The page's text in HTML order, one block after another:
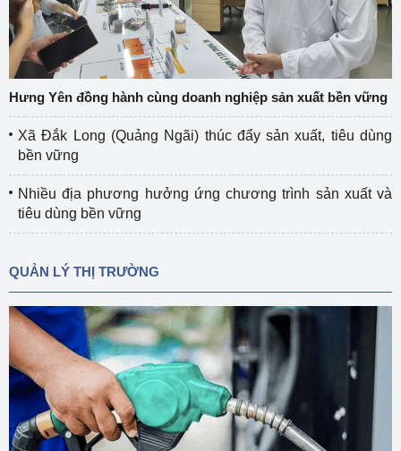
Hưng Yên đồng hành cùng doanh nghiệp sản xuất bền vững
Xã Đắk Long (Quảng Ngãi) thúc đẩy sản xuất, tiêu dùng
bền vững
Nhiều địa phương hưởng ứng chương trình sản xuất và
tiêu dùng bền vững
QUẢN LÝ THỊ TRƯỜNG